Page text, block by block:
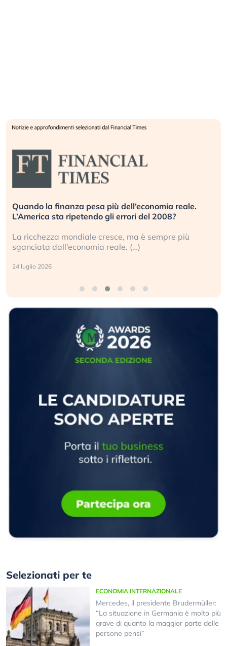
Quando la finanza pesa più dell’economia reale.
L’America sta ripetendo gli errori del 2008?
La ricchezza mondiale cresce, ma è sempre più
sganciata dall’economia reale. (…)
24 luglio 2026
Selezionati per te
ECONOMIA INTERNAZIONALE
Mercedes, il presidente Brudermüller:
“La situazione in Germania è molto più
grave di quanto la maggior parte delle
persone pensi”